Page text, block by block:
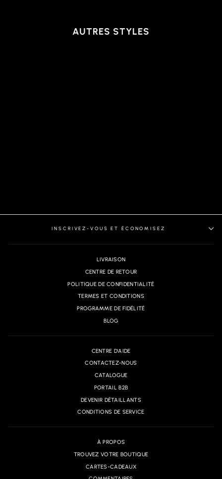
AUTRES STYLES
INSCRIVEZ-VOUS ET ÉCONOMISEZ
LIVRAISON
CENTRE DE RETOUR
POLITIQUE DE CONFIDENTIALITÉ
TERMES ET CONDITIONS
PROGRAMME DE FIDÉLITÉ
BLOG
CENTRE D'AIDE
CONTACTEZ-NOUS
CATALOGUE
PORTAIL B2B
DEVENIR DÉTAILLANTS
CONDITIONS DE SERVICE
À PROPOS
TROUVEZ VOTRE BOUTIQUE
CARTES-CADEAUX